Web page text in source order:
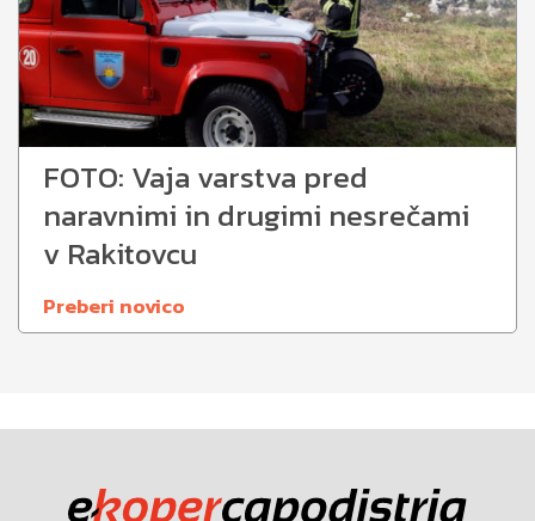
FOTO: Vaja varstva pred
naravnimi in drugimi nesrečami
v Rakitovcu
Preberi novico